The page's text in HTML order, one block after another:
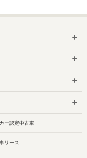
ー認定中古車
リース